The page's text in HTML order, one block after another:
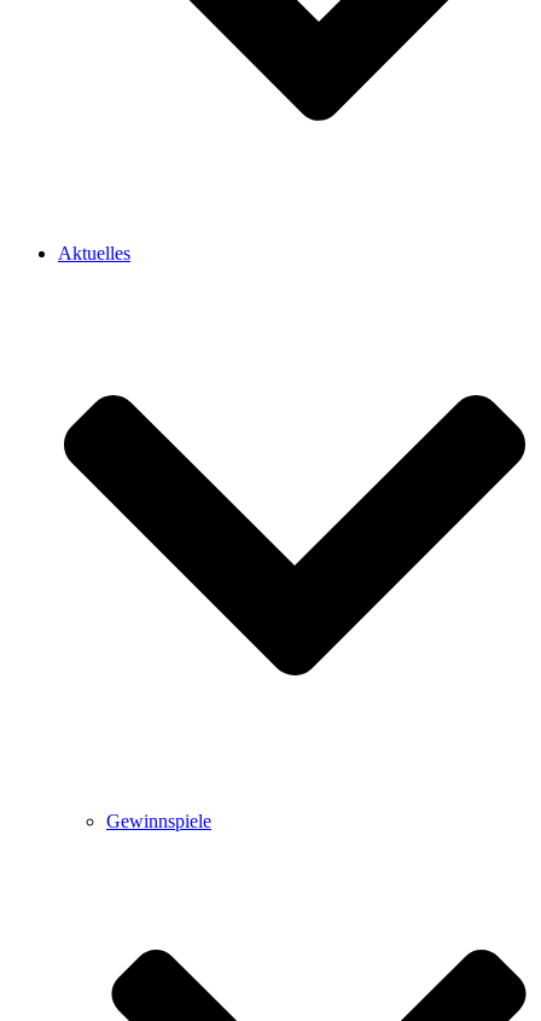
Aktuelles
Gewinnspiele